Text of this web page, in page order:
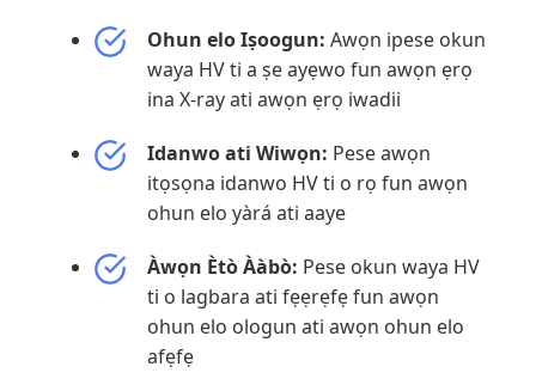
Ohun elo Iṣoogun: Awọn ipese okun
waya HV ti a ṣe ayẹwo fun awọn ẹrọ
ina X-ray ati awọn ẹrọ iwadii
Idanwo ati Wiwọn: Pese awọn
itọsọna idanwo HV ti o rọ fun awọn
ohun elo yàrá ati aaye
Àwọn Ètò Ààbò: Pese okun waya HV
ti o lagbara ati fẹẹrẹfẹ fun awọn
ohun elo ologun ati awọn ohun elo
afẹfẹ